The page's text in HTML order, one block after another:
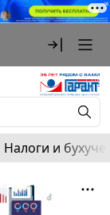
Налоги и